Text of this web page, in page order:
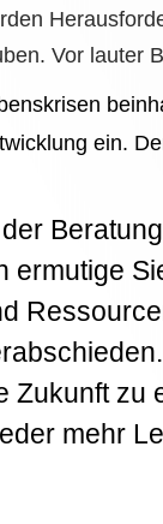
Vor lauter
ein.
ermutige
Zukunft zu
mehr